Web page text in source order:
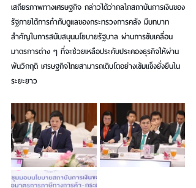
เสถียรภาพทางเศรษฐกิจ กล่าวได้ว่ากลไกสถาบันการเงินของ
รัฐภายใต้การกำกับดูแลของกระทรวงการคลัง มีบทบาท
สำคัญในการสนับสนุนนโยบายรัฐบาล ผ่านการขับเคลื่อน
มาตรการต่าง ๆ ที่จะช่วยเหลือประคับประคองธุรกิจให้ผ่าน
พ้นวิกฤติ เศรษฐกิจไทยสามารถเติบโตอย่างเข้มแข็งยั่งยืนใน
ระยะยาว